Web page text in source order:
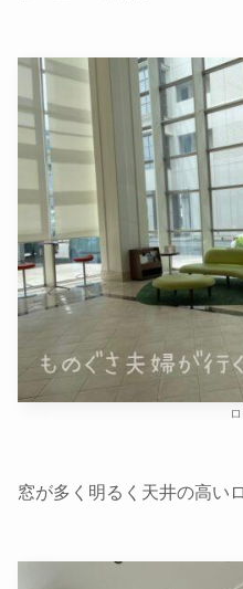
窓が多く明るく天井の高い